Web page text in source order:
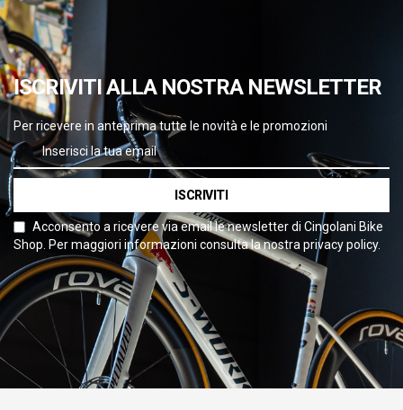
ISCRIVITI ALLA NOSTRA NEWSLETTER
Per ricevere in anteprima tutte le novità e le promozioni
ISCRIVITI
Acconsento a ricevere via email le newsletter di Cingolani Bike
Shop. Per maggiori informazioni consulta la nostra privacy policy.